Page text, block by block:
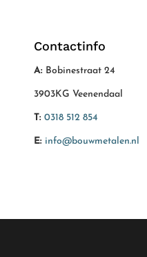
Contactinfo
A: Bobinestraat 24
3903KG Veenendaal
T: 0318 512 854
E: info@bouwmetalen.nl